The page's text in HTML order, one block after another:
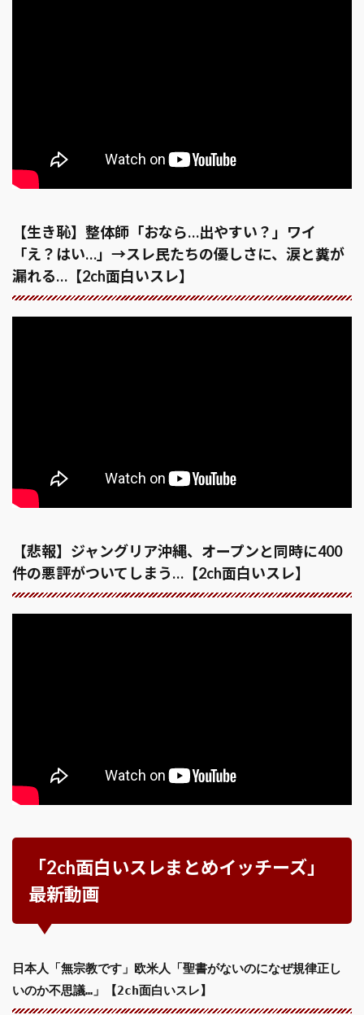
【生き恥】整体師「おなら…出やすい？」ワイ
「え？はい…」→スレ民たちの優しさに、涙と糞が
漏れる…【2ch面白いスレ】
【悲報】ジャングリア沖縄、オープンと同時に400
件の悪評がついてしまう…【2ch面白いスレ】
「2ch面白いスレまとめイッチーズ」
最新動画
日本人「無宗教です」欧米人「聖書がないのになぜ規律正し
いのか不思議…」【2ch面白いスレ】